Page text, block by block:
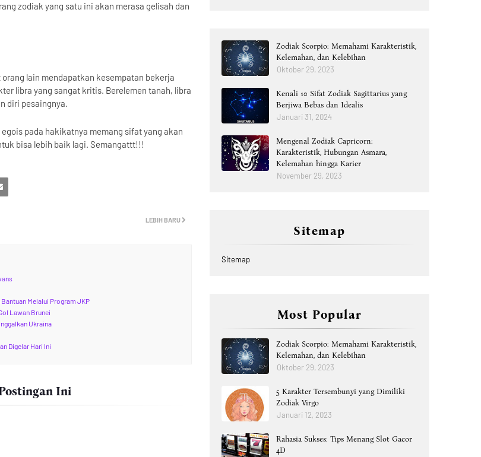
zodiak yang satu ini akan merasa gelisah dan
lain mendapatkan kesempatan bekerja
libra yang sangat kritis. Berelemen tanah, libra
diri pesaingnya.
pada hakikatnya memang sifat yang akan
bisa lebih baik lagi. Semangattt!!!
LEBIH BARU
Melalui Program JKP
Lawan Brunei
Ukraina
Digelar Hari Ini
Ini
Zodiak Scorpio: Memahami Karakteristik,
Kelemahan, dan Kelebihan
Oktober 29, 2023
Kenali 10 Sifat Zodiak Sagittarius yang
Berjiwa Bebas dan Idealis
Januari 31, 2024
Mengenal Zodiak Capricorn:
Karakteristik, Hubungan Asmara,
Kelemahan hingga Karier
November 29, 2023
Sitemap
Sitemap
Most Popular
Zodiak Scorpio: Memahami Karakteristik,
Kelemahan, dan Kelebihan
Oktober 29, 2023
5 Karakter Tersembunyi yang Dimiliki
Zodiak Virgo
Januari 12, 2023
Rahasia Sukses: Tips Menang Slot Gacor
4D